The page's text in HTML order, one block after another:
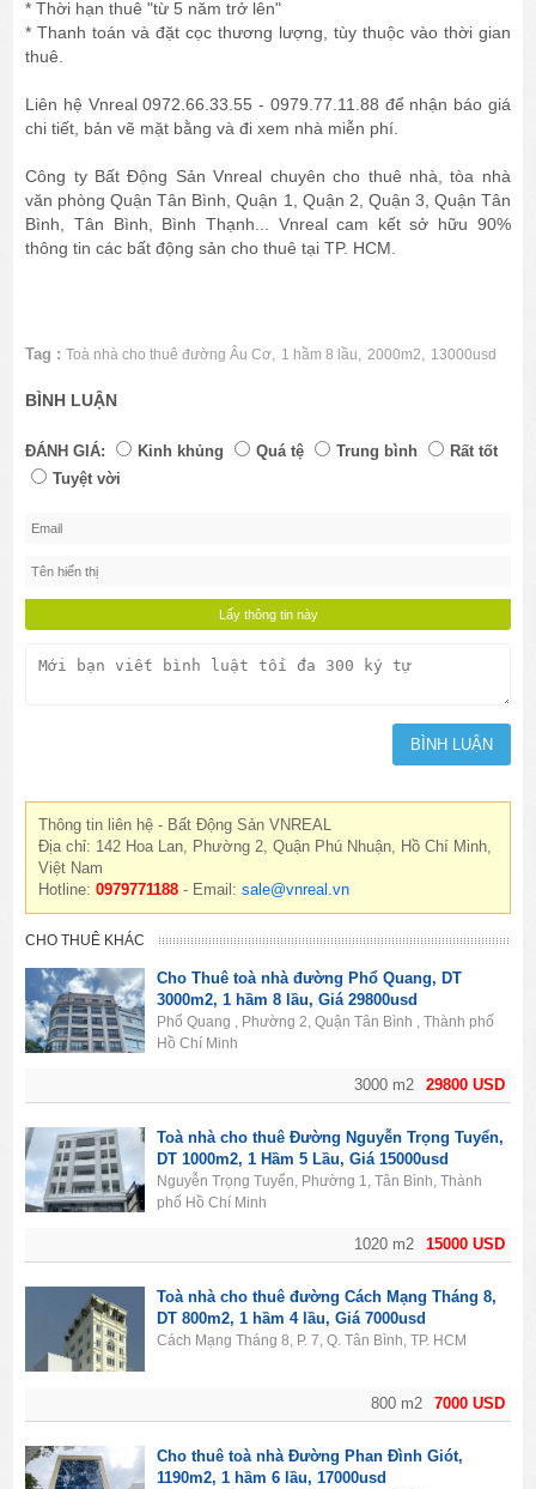
* Thời hạn thuê "từ 5 năm trở lên"
* Thanh toán và đặt cọc thương lượng, tùy thuộc vào thời gian
thuê.
Liên hệ Vnreal 0972.66.33.55 - 0979.77.11.88 để nhận báo giá
chi tiết, bản vẽ mặt bằng và đi xem nhà miễn phí.
Công ty Bất Động Sản Vnreal chuyên cho thuê nhà, tòa nhà
văn phòng Quận Tân Bình, Quận 1, Quận 2, Quận 3, Quận Tân
Bình, Tân Bình, Bình Thạnh... Vnreal cam kết sở hữu 90%
thông tin các bất động sản cho thuê tại TP. HCM.
Tag : Toà nhà cho thuê đường Âu Cơ 1 hầm 8 lầu 2000m2 13000usd
BÌNH LUẬN
ĐÁNH GIÁ: Kinh khủng Quá tệ Trung bình
Rất tốt
Tuyệt vời
Thông tin liên hệ - Bất Động Sản VNREAL
Địa chỉ: 142 Hoa Lan, Phường 2, Quận Phú Nhuận, Hồ Chí Minh,
Việt Nam
Hotline:0979771188 - Email:sale@vnreal.vn
CHO THUÊ KHÁC
29800 USD
3000 m2
Cho Thuê toà nhà đường Phổ Quang, DT
3000m2, 1 hầm 8 lầu, Giá 29800usd
Phổ Quang , Phường 2, Quận Tân Bình , Thành phố
Hồ Chí Minh
15000 USD
1020 m2
Toà nhà cho thuê Đường Nguyễn Trọng Tuyển,
DT 1000m2, 1 Hầm 5 Lầu, Giá 15000usd
Nguyễn Trọng Tuyển, Phường 1, Tân Bình, Thành
phố Hồ Chí Minh
7000 USD
800 m2
Toà nhà cho thuê đường Cách Mạng Tháng 8,
DT 800m2, 1 hầm 4 lầu, Giá 7000usd
Cách Mạng Tháng 8, P. 7, Q. Tân Bình, TP. HCM
Cho thuê toà nhà Đường Phan Đình Giót,
1190m2, 1 hầm 6 lầu, 17000usd